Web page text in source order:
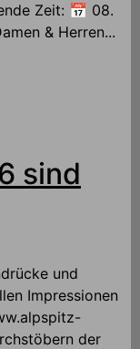
Zeit: 📅 08.
& Herren...
sind
und
Impressionen
der